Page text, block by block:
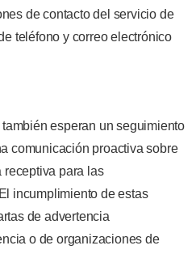
de contacto del servicio de
teléfono y correo electrónico
esperan un seguimiento
comunicación proactiva sobre
receptiva para las
incumplimiento de estas
de advertencia
o de organizaciones de